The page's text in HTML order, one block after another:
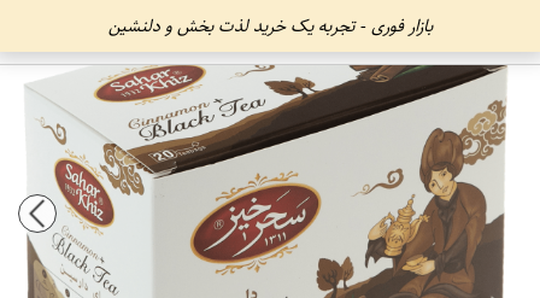
بازار فوری - تجربه یک خرید لذت بخش و دلنشین